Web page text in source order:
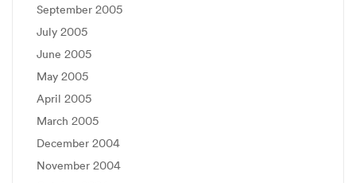
September 2005
July 2005
June 2005
May 2005
April 2005
March 2005
December 2004
November 2004